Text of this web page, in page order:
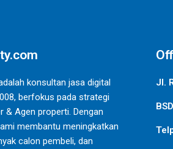
konsultan jasa digital
berfokus pada strategi
& Agen properti. Dengan
membantu meningkatkan
calon pembeli, dan
Jl.